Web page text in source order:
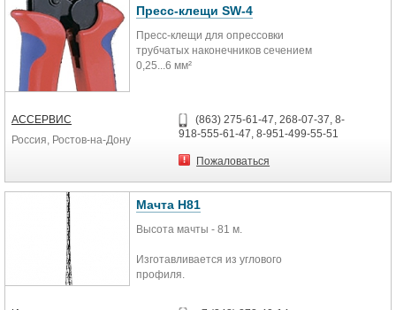
- трансформаторы, ктп (новые и с
- услуга монтажа и демонтажа опор
ЛЭП.
доставка до места;
опор;
▶Оплата бу опор по факту
получения;
Максимальная температура
эксплуатации
СКМ-А-3020
30×20 мм
2 м
СКМ-А-4025
СКМ-А-4040
60×40 мм серый
60×60 мм
80×45 мм
Пресс-клещи SW-4
Пресс-клещи для опрессовки
трубчатых наконечников сечением
0,25...6 мм²
АССЕРВИС
Россия, Ростов-на-Дону
(863) 275-61-47, 268-07-37, 8-
918-555-61-47, 8-951-499-55-51
Пожаловаться
Мачта Н81
Высота мачты - 81 м.
Изготавливается из углового
профиля.
методом горячего цинкования.